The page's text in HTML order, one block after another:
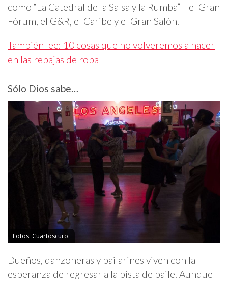
como “La Catedral de la Salsa y la Rumba”— el Gran
Fórum, el G&R, el Caribe y el Gran Salón.
También lee: 10 cosas que no volveremos a hacer
en las rebajas de ropa
Sólo Dios sabe…
Fotos: Cuartoscuro.
Dueños, danzoneras y bailarines viven con la
esperanza de regresar a la pista de baile. Aunque